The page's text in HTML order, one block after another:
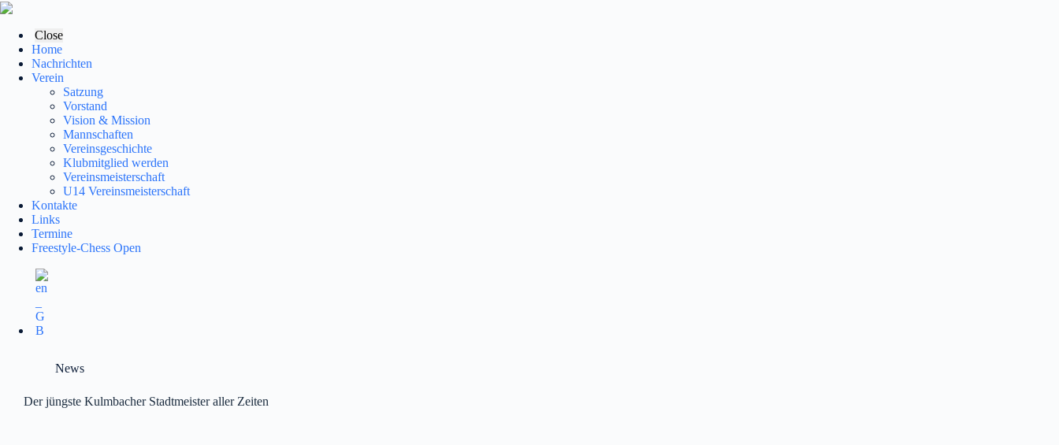
Zum
springenClose
Home
Nachrichten
Verein
Satzung
Vorstand
Vision & Mission
Mannschaften
Vereinsgeschichte
Klubmitglied werden
Vereinsmeisterschaft
U14 Vereinsmeisterschaft
Kontakte
Links
Termine
Freestyle-Chess Open
News
Der jüngste Kulmbacher Stadtmeister aller Zeiten